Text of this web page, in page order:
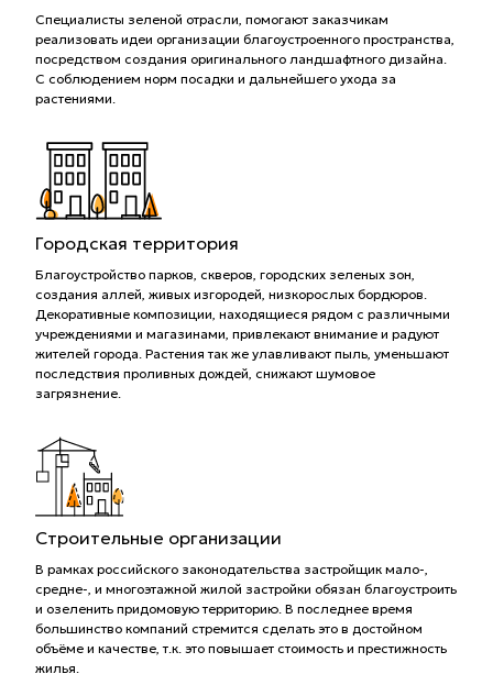
Специалисты зеленой отрасли, помогают заказчикам
реализовать идеи организации благоустроенного пространства,
посредством создания оригинального ландшафтного дизайна.
С соблюдением норм посадки и дальнейшего ухода за
растениями.
Городская территория
Благоустройство парков, скверов, городских зеленых зон,
создания аллей, живых изгородей, низкорослых бордюров.
Декоративные композиции, находящиеся рядом с различными
учреждениями и магазинами, привлекают внимание и радуют
жителей города. Растения так же улавливают пыль, уменьшают
последствия проливных дождей, снижают шумовое
загрязнение.
Строительные организации
В рамках российского законодательства застройщик мало-,
средне-, и многоэтажной жилой застройки обязан благоустроить
и озеленить придомовую территорию. В последнее время
большинство компаний стремится сделать это в достойном
объёме и качестве, т.к. это повышает стоимость и престижность
жилья.